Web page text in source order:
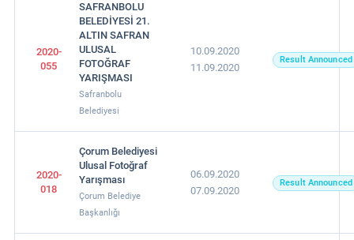
2020-
055
SAFRANBOLU
BELEDİYESİ 21.
ALTIN SAFRAN
ULUSAL
FOTOĞRAF
YARIŞMASI
Safranbolu
Belediyesi
10.09.2020
11.09.2020
Result Announced
2020-
018
Çorum Belediyesi
Ulusal Fotoğraf
Yarışması
Çorum Belediye
Başkanlığı
06.09.2020
07.09.2020
Result Announced